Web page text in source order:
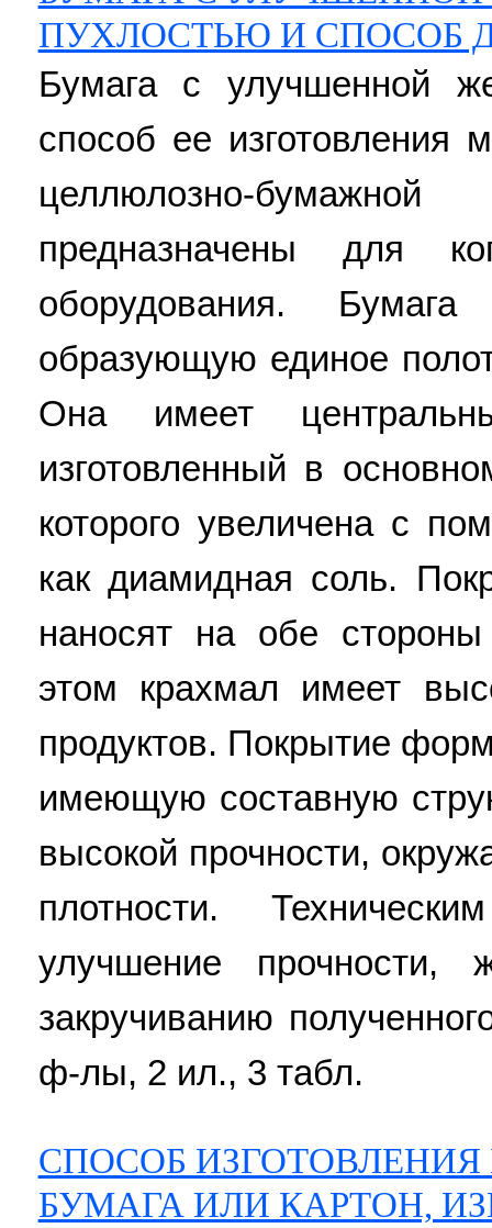
ПУХЛОСТЬЮ И СПОСОБ
Бумага с улучшенной
способ ее изготовления
целлюлозно-
предназначены для
оборудования.
образующую единое
Она имеет
изготовленный в
которого увеличена с
как диамидная соль.
наносят на обе
этом крахмал имеет
продуктов. Покрытие
имеющую составную
высокой прочности,
плотности.
улучшение прочности,
закручиванию
ф-лы, 2 ил., 3 табл.
СПОСОБ
БУМАГА ИЛИ КАРТОН,